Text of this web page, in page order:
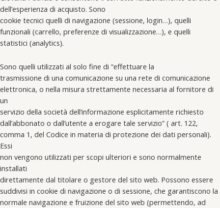
dell’esperienza di acquisto. Sono
cookie tecnici quelli di navigazione (sessione, login…), quelli
funzionali (carrello, preferenze di visualizzazione…), e quelli
statistici (analytics).
Sono quelli utilizzati al solo fine di “effettuare la
trasmissione di una comunicazione su una rete di comunicazione
elettronica, o nella misura strettamente necessaria al fornitore di
un
servizio della società dell’informazione esplicitamente richiesto
dall’abbonato o dall’utente a erogare tale servizio” ( art. 122,
comma 1, del Codice in materia di protezione dei dati personali).
Essi
non vengono utilizzati per scopi ulteriori e sono normalmente
installati
direttamente dal titolare o gestore del sito web. Possono essere
suddivisi in cookie di navigazione o di sessione, che garantiscono la
normale navigazione e fruizione del sito web (permettendo, ad